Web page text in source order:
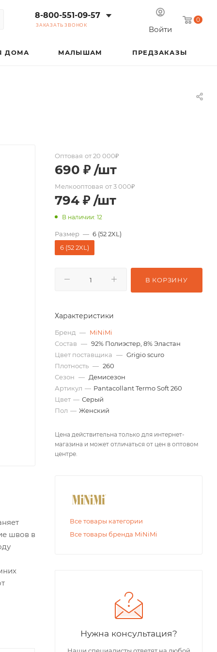
0
Войти
8-800-551-09-57
ЗАКАЗАТЬ ЗВОНОК
ДОМА МАЛЫШАМ ПРЕДЗАКАЗЫ
швов в
Оптовая от 20 000₽
690 ₽ /шт
Мелкооптовая от 3 000₽
794 ₽ /шт
В наличии: 12
Размер — 6 (52 2XL)
6 (52 2XL)
В КОРЗИНУ
Характеристики
Бренд — MiNiMi
Состав — 92% Полиэстер, 8% Эластан
Цвет поставщика — Grigio scuro
Плотность — 260
Сезон — Демисезон
Артикул — Pantacollant Termo Soft 260
Цвет — Серый
Пол — Женский
Цена действительна только для интернет-
магазина и может отличаться от цен в оптовом
центре.
Все товары категории
Все товары бренда MiNiMi
Нужна консультация?
Наши специалисты ответят на любой